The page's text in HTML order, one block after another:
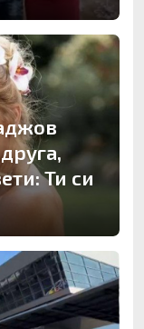
Ти си